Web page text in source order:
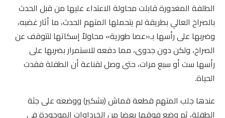
الطلفة المغدورة قابلت محاولة الاعتداء عليها من قبل الحدث
بالصراخ العالي بطريقة لم يتحملها المتهم الحدث، ما أثار غضبه،
وضربها على رأسها بـ«عصا طورية» محاولاً إسكاتها لتتوقف عن
الصراخ، ولكن دون جدوى، مما دفعه للاستمرار بضربها على
رأسها ست أو سبع مرات، حتى وصل لقناعة أن الطفلة فقدت
الحياة.
عندها جلب المتهم قطعة قماش (بشكير) ووضعه على جثة
الطفلة، ثم وضع فوقها بعضا من الخرداوات الموجودة في